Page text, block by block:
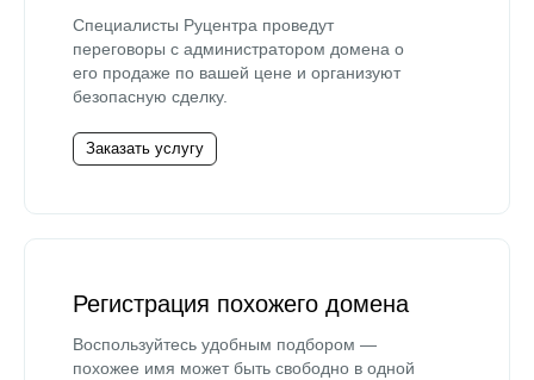
Специалисты Руцентра проведут
переговоры с администратором домена о
его продаже по вашей цене и организуют
безопасную сделку.
Заказать услугу
Регистрация похожего домена
Воспользуйтесь удобным подбором —
похожее имя может быть свободно в одной